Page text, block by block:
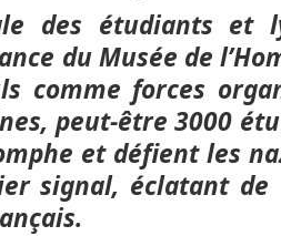
des étudiants et
du Musée de
comme forces
peut-être 3000
et défient les
signal, éclatant de